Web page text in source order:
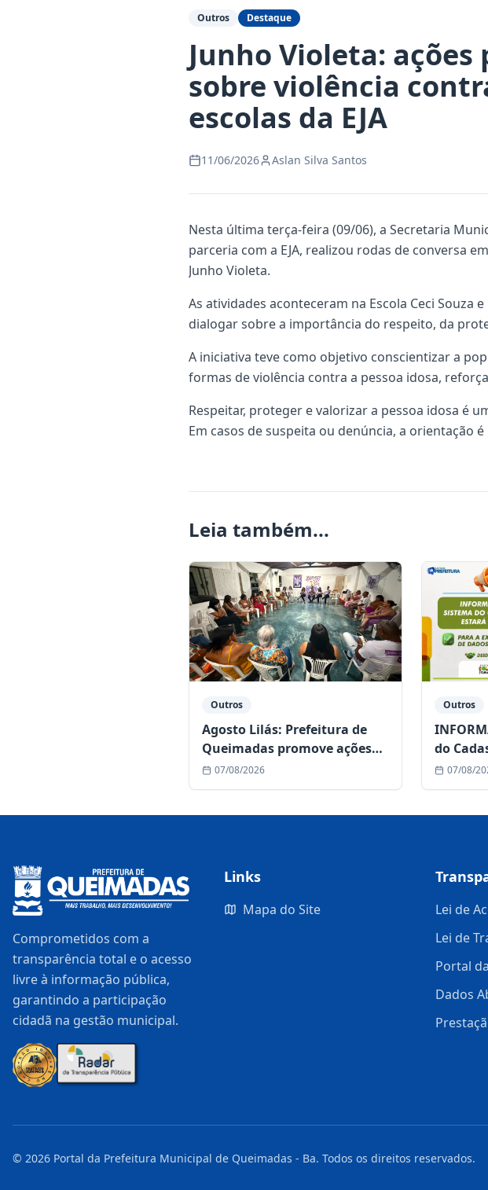
Outros Destaque
Junho Violeta:
sobre violência
escolas da EJA
11/06/2026 Aslan Silva Santos
Nesta última terça-feira (09/06), a Secretaria
parceria com a EJA, realizou rodas de conversa
Junho Violeta.
As atividades aconteceram na Escola Ceci Souza
dialogar sobre a importância do respeito, da
A iniciativa teve como objetivo conscientizar a
formas de violência contra a pessoa idosa,
Respeitar, proteger e valorizar a pessoa idosa é
Em casos de suspeita ou denúncia, a orientação
Leia também...
Outros
Agosto Lilás: Prefeitura de
Queimadas promove ações
de conscientização contra a
violência à mulher
07/08/2026
Outros
do
07/08/
Comprometidos com a
transparência total e o acesso
livre à informação pública,
garantindo a participação
cidadã na gestão municipal.
Links
Mapa do Site
Lei de
Lei de
Portal
Dados
© 2026 Portal da Prefeitura Municipal de Queimadas - Ba. Todos os direitos reservados.